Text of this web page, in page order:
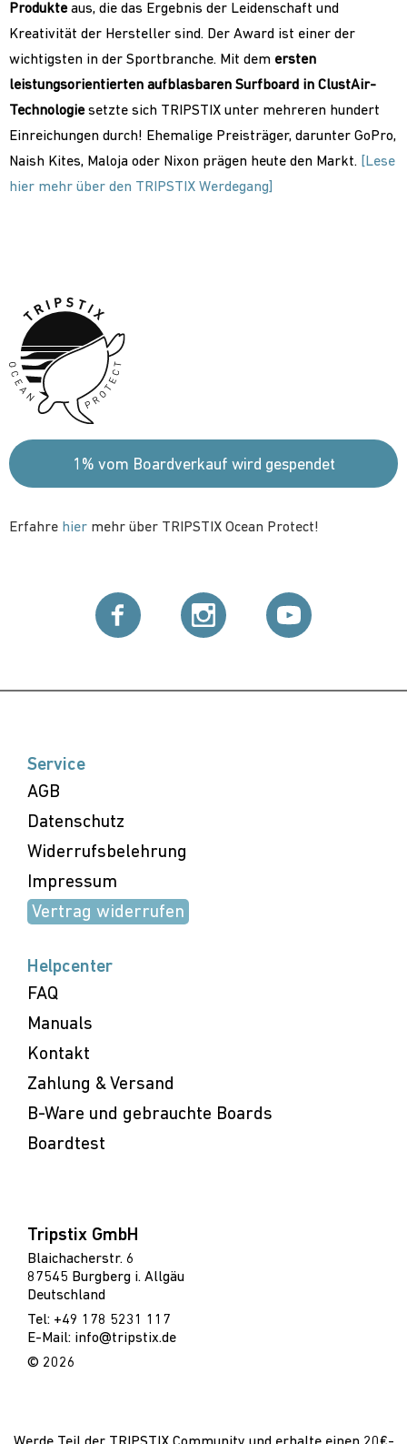
Produkteaus, die das Ergebnis der Leidenschaft und
Kreativität der Hersteller sind. Der Award ist einer der
wichtigsten in der Sportbranche. Mit dem ersten
leistungsorientierten aufblasbaren Surfboard in ClustAir-
Technologiesetzte sich TRIPSTIX unter mehreren hundert
Einreichungen durch! Ehemalige Preisträger, darunter GoPro,
Naish Kites, Maloja oder Nixon prägen heute den Markt. [Lese
hier mehr über den TRIPSTIX Werdegang]
1% vom Boardverkauf wird gespendet
Erfahre hier mehr über TRIPSTIX Ocean Protect!
Service
AGB
Datenschutz
Widerrufsbelehrung
Impressum
Vertrag widerrufen
Helpcenter
FAQ
Manuals
Kontakt
Zahlung & Versand
B-Ware und gebrauchte Boards
Boardtest
Tripstix GmbH
Blaichacherstr. 6
87545 Burgberg i. Allgäu
Deutschland
Tel: +49 178 5231 117
E-Mail: info@tripstix.de
© 2026